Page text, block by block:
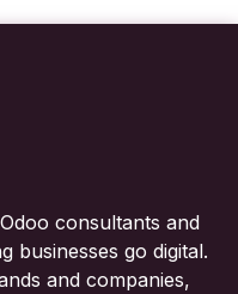
consultants and
businesses go digital.
and companies,